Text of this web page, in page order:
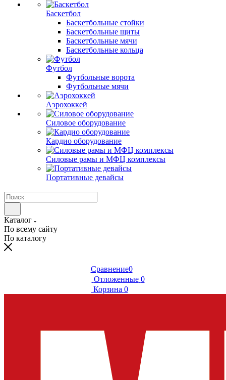
Баскетбол
Баскетбольные стойки
Баскетбольные щиты
Баскетбольные мячи
Баскетбольные кольца
Футбол
Футбольные ворота
Футбольные мячи
Аэрохоккей
Силовое оборудование
Кардио оборудование
Силовые рамы и МФЦ комплексы
Портативные девайсы
Каталог
По всему сайту
По каталогу
Сравнение0
Отложенные 0
Корзина 0